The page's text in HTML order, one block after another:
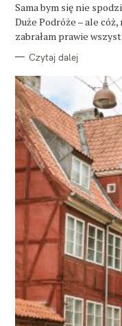
O
R
I
Sama bym się nie
Duże Podróże – ale
zabrałam prawie
Czytaj dalej